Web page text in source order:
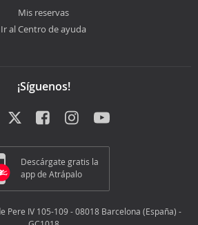
Mis reservas
Ir al Centro de ayuda
¡Síguenos!
Descárgate gratis la
app de Atrápalo
Pere IV 105-109 - 08018 Barcelona (España) -